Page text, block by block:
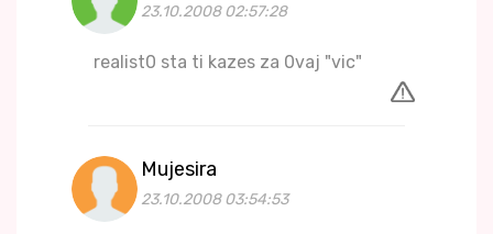
23.10.2008 02:57:28
realist0 sta ti kazes za 0vaj "vic"
Mujesira
23.10.2008 03:54:53